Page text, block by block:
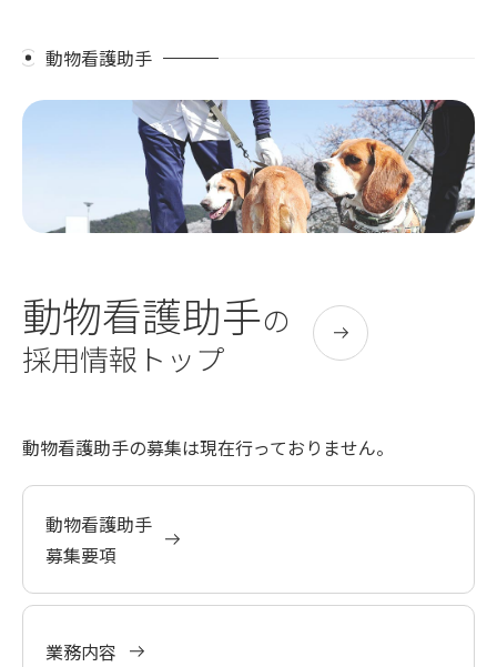
動物看護助手
動物看護助手の
採用情報トップ
動物看護助手の募集は現在行っておりません。
動物看護助手
募集要項
業務内容